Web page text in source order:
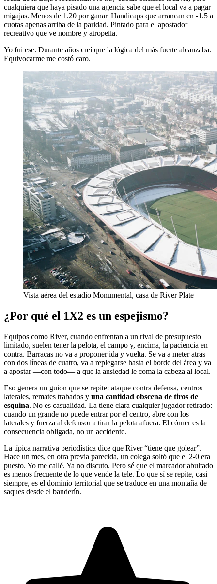
cualquiera que haya pisado una agencia sabe que el local va a pagar
migajas. Menos de 1.20 por ganar. Handicaps que arrancan en -1.5 a
cuotas apenas arriba de la paridad. Pintado para el apostador
recreativo que ve nombre y atropella.
Yo fui ese. Durante años creí que la lógica del más fuerte alcanzaba.
Equivocarme me costó caro.
Vista aérea del estadio Monumental, casa de River Plate
¿Por qué el 1X2 es un espejismo?
Equipos como River, cuando enfrentan a un rival de presupuesto
limitado, suelen tener la pelota, el campo y, encima, la paciencia en
contra. Barracas no va a proponer ida y vuelta. Se va a meter atrás
con dos líneas de cuatro, va a replegarse hasta el borde del área y va
a apostar —con todo— a que la ansiedad le coma la cabeza al local.
Eso genera un guion que se repite: ataque contra defensa, centros
laterales, remates trabados y una cantidad obscena de tiros de
esquina. No es casualidad. La tiene clara cualquier jugador retirado:
cuando un grande no puede entrar por el centro, abre con los
laterales y fuerza al defensor a tirar la pelota afuera. El córner es la
consecuencia obligada, no un accidente.
La típica narrativa periodística dice que River “tiene que golear”.
Hace un mes, en otra previa parecida, un colega soltó que el 2-0 era
puesto. Yo me callé. Ya no discuto. Pero sé que el marcador abultado
es menos frecuente de lo que vende la tele. Lo que sí se repite, casi
siempre, es el dominio territorial que se traduce en una montaña de
saques desde el banderín.